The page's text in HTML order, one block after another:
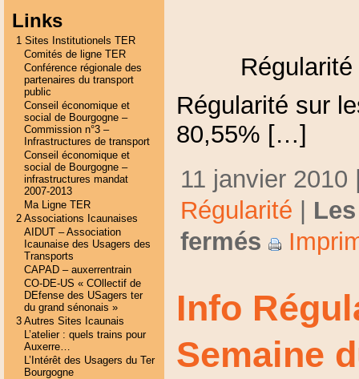
Links
1 Sites Institutionels TER
Comités de ligne TER
Conférence régionale des
partenaires du transport
public
Conseil économique et
social de Bourgogne –
Commission n°3 –
Infrastructures de transport
Conseil économique et
social de Bourgogne –
infrastructures mandat
2007-2013
Ma Ligne TER
2 Associations Icaunaises
AIDUT – Association
Icaunaise des Usagers des
Transports
CAPAD – auxerrentrain
CO-DE-US « COllectif de
DEfense des USagers ter
du grand sénonais »
3 Autres Sites Icaunais
L’atelier : quels trains pour
Auxerre…
L’Intérêt des Usagers du Ter
Bourgogne
Régularité sur
80,55% […]
11 janvier 2010
Régularité
fermés
Info
Semaine